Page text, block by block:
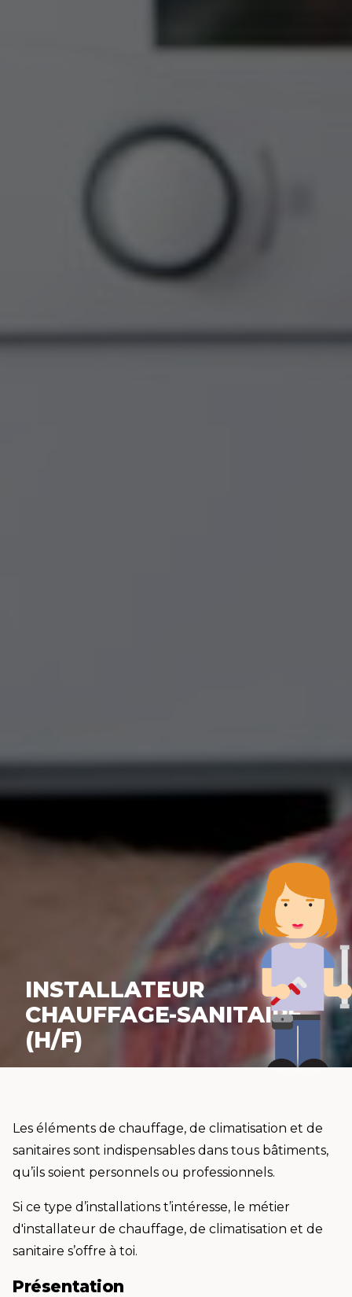
INSTALLATEUR
CHAUFFAGE-SANITAIRE
(H/F)
Les éléments de chauffage, de climatisation et de
sanitaires sont indispensables dans tous bâtiments,
qu’ils soient personnels ou professionnels.
Si ce type d’installations t’intéresse, le métier
d'installateur de chauffage, de climatisation et de
sanitaire s’offre à toi.
Présentation